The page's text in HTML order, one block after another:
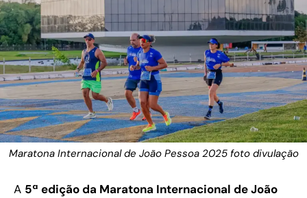
Maratona Internacional de João Pessoa 2025 foto divulação
A 5ª edição da Maratona Internacional de João